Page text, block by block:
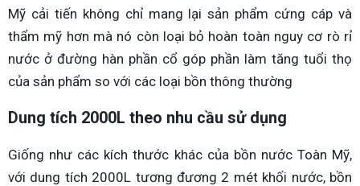
Mỹ cải tiến không chỉ mang lại sản phẩm cứng cáp và
thẩm mỹ hơn mà nó còn loại bỏ hoàn toàn nguy cơ rò rỉ
nước ở đường hàn phần cổ góp phần làm tăng tuổi thọ
của sản phẩm so với các loại bồn thông thường
Dung tích 2000L theo nhu cầu sử dụng
Giống như các kích thước khác của bồn nước Toàn Mỹ,
với dung tích 2000L tương đương 2 mét khối nước, bồn